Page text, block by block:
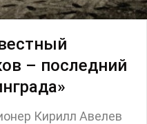
– последний
Кирилл Авелев